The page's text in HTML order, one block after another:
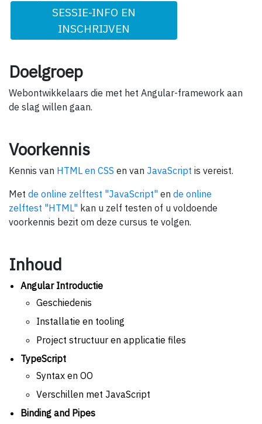
SESSIE-INFO EN
INSCHRIJVEN
Doelgroep
Webontwikkelaars die met het Angular-framework aan
de slag willen gaan.
Voorkennis
Kennis van HTML en CSS en van JavaScript is vereist.
Met de online zelftest "JavaScript" en de online
zelftest "HTML" kan u zelf testen of u voldoende
voorkennis bezit om deze cursus te volgen.
Inhoud
Angular Introductie
Geschiedenis
Installatie en tooling
Project structuur en applicatie files
TypeScript
Syntax en OO
Verschillen met JavaScript
Binding and Pipes